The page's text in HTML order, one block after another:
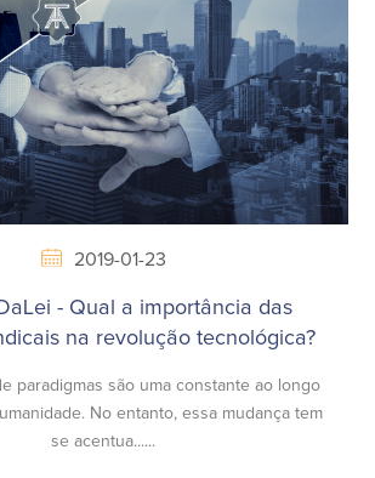
2019-01-23
- Qual a importância das
na revolução tecnológica?
paradigmas são uma constante ao longo
No entanto, essa mudança tem
se acentua......